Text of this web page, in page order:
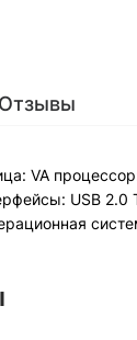
Отзывы
VA
USB